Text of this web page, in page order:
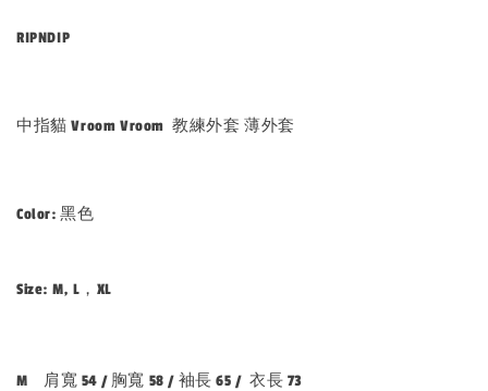
RIPNDIP
中指貓 Vroom Vroom 教練外套 薄外套
Color: 黑色
Size: M, L，XL
M 肩寬 54 / 胸寬 58 / 袖長 65 / 衣長 73